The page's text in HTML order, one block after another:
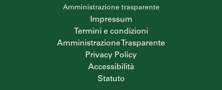
Amministrazione trasparente
Impressum
Termini e condizioni
Amministrazione Trasparente
Privacy Policy
Accessibilità
Statuto